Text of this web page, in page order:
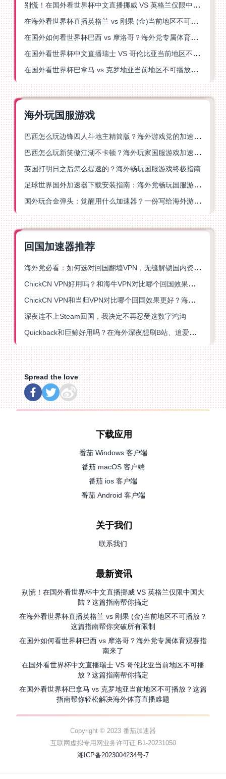
别慌！在国外看世界杯中文直播挪威 VS 英格兰仅限中国大陆？这篇指南帮你搞定
在海外看世界杯直播英格兰 vs 刚果 (金)当前地区不可播放？这篇指南帮你突破所有限制
在国外如何看世界杯巴西 vs 摩洛哥？海外党专属体育观赛指南来了
在国外看世界杯中文直播瑞士 VS 哥伦比亚当前地区不可播放？这篇指南帮你搞定
在国外看世界杯巴拿马 vs 克罗地亚当前地区不可播放？这篇指南帮你轻松解决海外体育直播难题
海外玩国服游戏
巴西怎么玩边锋四人斗地主精简版？海外游戏党的加速器终极选择
巴西怎么玩新笑傲江湖不卡顿？海外玩家国服游戏加速终极指南（附猫和老鼠一梦江湖实测）
英国打明日之后怎么提速的？海外畅玩国服游戏终极指南
足球世界国外加速器下载安装指南：海外党畅玩国服游戏的终极解决方案
国外玩合金弹头：觉醒用什么加速器？一份写给海外游子的畅玩指南
回国加速器推荐
海外党必看：如何选对回国翻墙VPN，无缝解锁国内资源？
ChickCN VPN好用吗？和海牛VPN对比哪个回国效果更好？
ChickCN VPN和当归VPN对比哪个回国效果更好？海外党亲测后选了它
深夜连不上Steam回国，我决定不再忍受这数字鸿沟
Quickback和巨鲸好用吗？在海外深夜想刷B站、追爱奇艺的你，或许正需要这份答案
Spread the love
下载应用
番茄 Windows 客户端
番茄 macOS 客户端
番茄 ios 客户端
番茄 Android 客户端
关于我们
联系我们
最新资讯
别慌！在国外看世界杯中文直播挪威 VS 英格兰仅限中国大
陆？这篇指南帮你搞定
在海外看世界杯直播英格兰 vs 刚果 (金)当前地区不可播放？
这篇指南帮你突破所有限制
在国外如何看世界杯巴西 vs 摩洛哥？海外党专属体育观赛指
南来了
在国外看世界杯中文直播瑞士 VS 哥伦比亚当前地区不可播
放？这篇指南帮你搞定
在国外看世界杯巴拿马 vs 克罗地亚当前地区不可播放？这篇
指南帮你轻松解决海外体育直播难题
Copyright © 2023 番茄加速器
互联网虚拟专用网业务许可证 B1-20231050
湘ICP备2023004234号-7